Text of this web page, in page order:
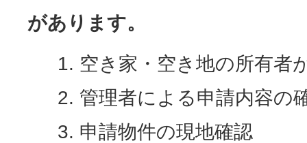
があります。
空き家・空き地の所有者
管理者による申請内容の
申請物件の現地確認